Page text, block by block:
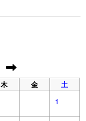
木 金
土
1